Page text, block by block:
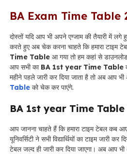
BA Exam Time Table
दोस्तों यदि आप भी अपने एग्जाम की तैयारी में लगे
करते हुए अब चेक करना चाहते कि हमारा टाइम
Time Table आ गया तो हम कहां से
आप सभी का BA 1st year Time Table
महीने पहले जारी कर दिया जाता है तो अब आप
Table को चेक कर पाएंगे.
BA 1st year Time Table
आप जानना चाहते हैं कि हमारा टाइम टेबल कब
यूनिवर्सिटी ने सभी विद्यार्थियों का टाइम जारी कर
टेबल जल्द ही जारी कर दिया जाएगा। अब आप भी